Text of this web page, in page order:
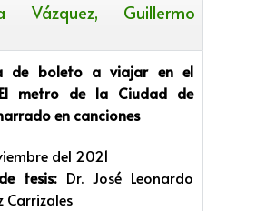
Vázquez, Guillermo
de boleto a viajar en el
metro de la Ciudad de
en canciones
del 2021
tesis:Dr. José Leonardo
Carrizales